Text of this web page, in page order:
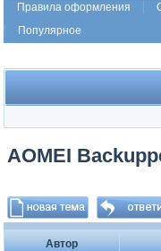
Правила оформления
Популярное
AOMEI
Автор